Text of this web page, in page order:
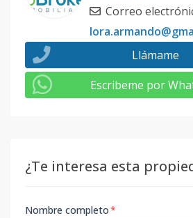
Correo
Llámame
Escribeme por
¿Te interesa esta
Nombre completo*